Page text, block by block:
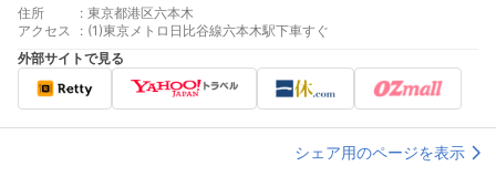
住所 : 東京都港区六本木
アクセス
: (1)東京メトロ日比谷線六本木駅下車すぐ
外部サイトで見る
シェア用のページを表示